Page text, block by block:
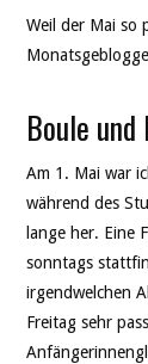
Weil der Mai so
Boule und
Am 1. Mai war
während des
lange her. Eine
sonntags
irgendwelchen
Freitag sehr